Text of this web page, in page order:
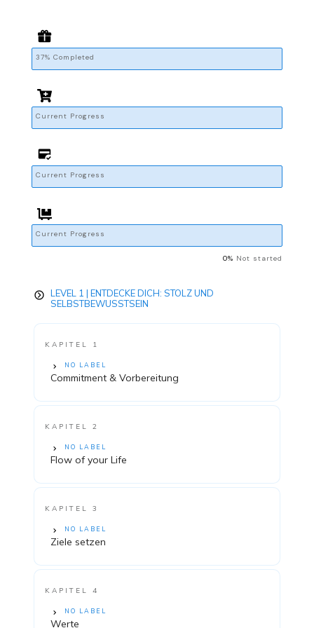
37% Completed
Current Progress
Current Progress
Current Progress
0% Not started
LEVEL 1 | ENTDECKE DICH: STOLZ UND
SELBSTBEWUSSTSEIN
KAPITEL 1
NO LABEL
Commitment & Vorbereitung
KAPITEL 2
NO LABEL
Flow of your Life
KAPITEL 3
NO LABEL
Ziele setzen
KAPITEL 4
NO LABEL
Werte